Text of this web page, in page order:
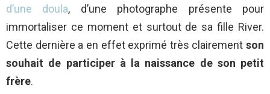
d’une doula, d’une photographe présente pour
immortaliser ce moment et surtout de sa fille River.
Cette dernière a en effet exprimé très clairement son
souhait de participer à la naissance de son petit
frère.